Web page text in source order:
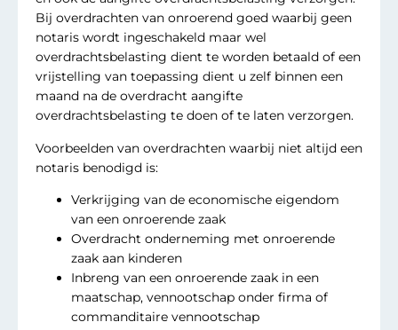
Bij overdrachten van onroerend goed waarbij geen
notaris wordt ingeschakeld maar wel
overdrachtsbelasting dient te worden betaald of een
vrijstelling van toepassing dient u zelf binnen een
maand na de overdracht aangifte
overdrachtsbelasting te doen of te laten verzorgen.
Voorbeelden van overdrachten waarbij niet altijd een
notaris benodigd is:
Verkrijging van de economische eigendom
van een onroerende zaak
Overdracht onderneming met onroerende
zaak aan kinderen
Inbreng van een onroerende zaak in een
maatschap, vennootschap onder firma of
commanditaire vennootschap